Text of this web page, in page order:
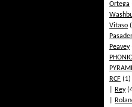
Ortega
Vitaso
Peavey
PHONIC
RCF (1)
Rey